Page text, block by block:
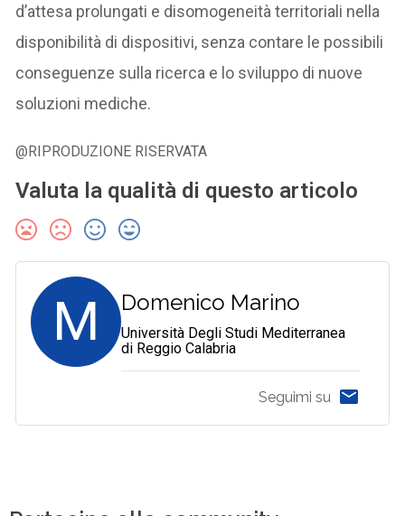
d’attesa prolungati e disomogeneità territoriali nella
disponibilità di dispositivi, senza contare le possibili
conseguenze sulla ricerca e lo sviluppo di nuove
soluzioni mediche.
@RIPRODUZIONE RISERVATA
Valuta la qualità di questo articolo
M Domenico Marino
Università Degli Studi Mediterranea
di Reggio Calabria
Seguimi su